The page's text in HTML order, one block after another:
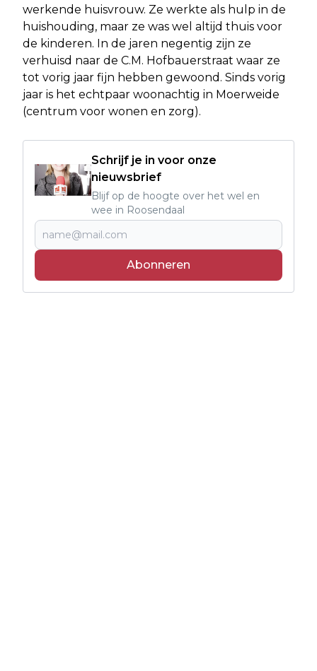
werkende huisvrouw. Ze werkte als hulp in de
huishouding, maar ze was wel altijd thuis voor
de kinderen. In de jaren negentig zijn ze
verhuisd naar de C.M. Hofbauerstraat waar ze
tot vorig jaar fijn hebben gewoond. Sinds vorig
jaar is het echtpaar woonachtig in Moerweide
(centrum voor wonen en zorg).
Schrijf je in voor onze
nieuwsbrief
Blijf op de hoogte over het wel en
wee in Roosendaal
Abonneren